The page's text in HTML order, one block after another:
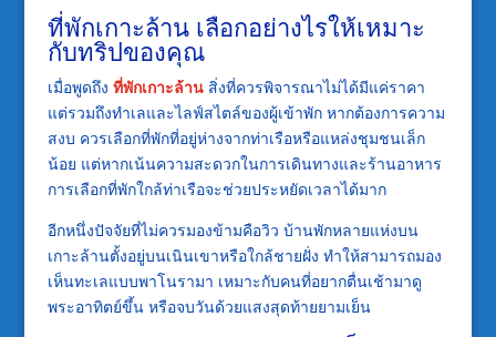
ที่พักเกาะล้าน เลือกอย่างไรให้เหมาะ
กับทริปของคุณ
เมื่อพูดถึง ที่พักเกาะล้าน สิ่งที่ควรพิจารณาไม่ได้มีแค่ราคา
แต่รวมถึงทำเลและไลฟ์สไตล์ของผู้เข้าพัก หากต้องการความ
สงบ ควรเลือกที่พักที่อยู่ห่างจากท่าเรือหรือแหล่งชุมชนเล็ก
น้อย แต่หากเน้นความสะดวกในการเดินทางและร้านอาหาร
การเลือกที่พักใกล้ท่าเรือจะช่วยประหยัดเวลาได้มาก
อีกหนึ่งปัจจัยที่ไม่ควรมองข้ามคือวิว บ้านพักหลายแห่งบน
เกาะล้านตั้งอยู่บนเนินเขาหรือใกล้ชายฝั่ง ทำให้สามารถมอง
เห็นทะเลแบบพาโนรามา เหมาะกับคนที่อยากตื่นเช้ามาดู
พระอาทิตย์ขึ้น หรือจบวันด้วยแสงสุดท้ายยามเย็น